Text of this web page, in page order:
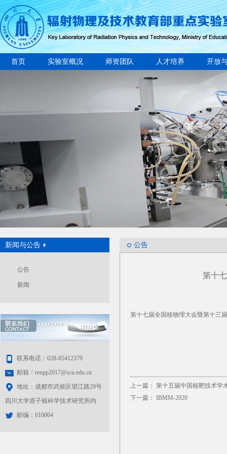
首页 实验室概况 师资团队 人才培养 开放
新闻与公告
公告
新闻
联系电话：028-85412379
邮箱：renpp2017@scu.edu.cn
地址：成都市武侯区望江路29号
四川大学原子核科学技术研究所内
邮编：610064
公告
第十
第十七届全国核物理大会暨第十三
上一篇： 第十五届中国核靶技术学
下一篇： IBMM-2020